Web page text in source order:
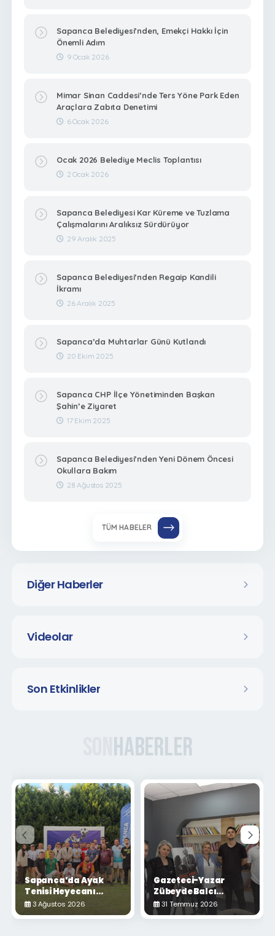
Diğer Haberler
Videolar
Son Etkinlikler
Sapanca Belediyesi’nden, Emekçi Hakkı İçin
Önemli Adım
9 Ocak 2026
Mimar Sinan Caddesi’nde Ters Yöne Park Eden
Araçlara Zabıta Denetimi
6 Ocak 2026
Ocak 2026 Belediye Meclis Toplantısı
2 Ocak 2026
Sapanca Belediyesi Kar Küreme ve Tuzlama
Çalışmalarını Aralıksız Sürdürüyor
29 Aralık 2025
Sapanca Belediyesi’nden Regaip Kandili
İkramı
26 Aralık 2025
Sapanca’da Muhtarlar Günü Kutlandı
20 Ekim 2025
Sapanca CHP İlçe Yönetiminden Başkan
Şahin’e Ziyaret
17 Ekim 2025
Sapanca Belediyesi’nden Yeni Dönem Öncesi
Okullara Bakım
28 Ağustos 2025
TÜM HABELER
Haberler
Sapanca’da Ayak
Tenisi Heyecanı
Yaşandı
3 Ağustos 2026
Gazeteci-Yazar
Zübeyde Balcı
Sapanca'da
Okurlarıyla Buluştu
31 Temmuz 2026